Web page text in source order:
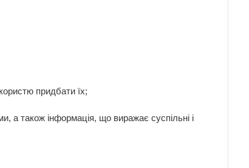
придбати їх;
а також інформація, що виражає суспільні і